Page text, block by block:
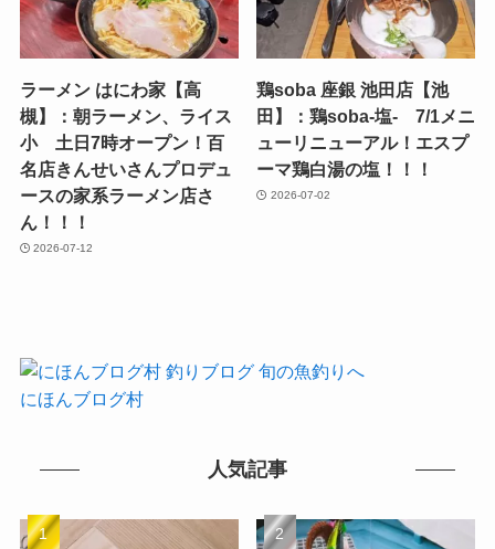
ラーメン はにわ家【高
槻】：朝ラーメン、ライス
小 土日7時オープン！百
名店きんせいさんプロデュ
ースの家系ラーメン店さ
ん！！！
2026-07-12
鶏soba 座銀 池田店【池
田】：鶏soba-塩- 7/1メニ
ューリニューアル！エスプ
ーマ鶏白湯の塩！！！
2026-07-02
にほんブログ村
人気記事